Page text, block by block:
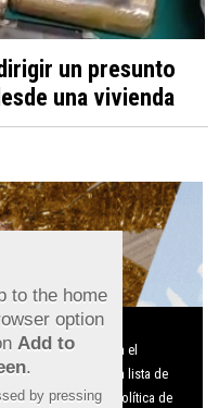
un presunto
una vivienda
to the home
option
Add to
.
by pressing
de cookies:
y de terceros para el
Puedes consultar la lista de
Ver nuestra Política de